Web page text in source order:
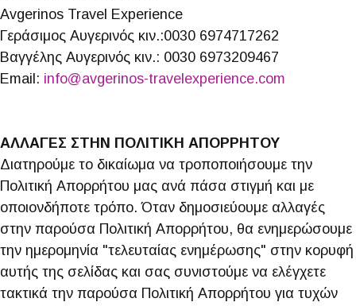
Avgerinos Travel Experience
Γεράσιμος Αυγερινός κιν.:0030 6974717262
Βαγγέλης Αυγερινός κιν.: 0030 6973209467
Email: info@avgerinos-travelexperience.com
ΑΛΛΑΓΕΣ ΣΤΗΝ ΠΟΛΙΤΙΚΗ ΑΠΟΡΡΗΤΟΥ
Διατηρούμε το δικαίωμα να τροποποιήσουμε την
Πολιτική Απορρήτου μας ανά πάσα στιγμή και με
οποιονδήποτε τρόπο. Όταν δημοσιεύουμε αλλαγές
στην παρούσα Πολιτική Απορρήτου, θα ενημερώσουμε
την ημερομηνία "τελευταίας ενημέρωσης" στην κορυφή
αυτής της σελίδας και σας συνιστούμε να ελέγχετε
τακτικά την παρούσα Πολιτική Απορρήτου για τυχών